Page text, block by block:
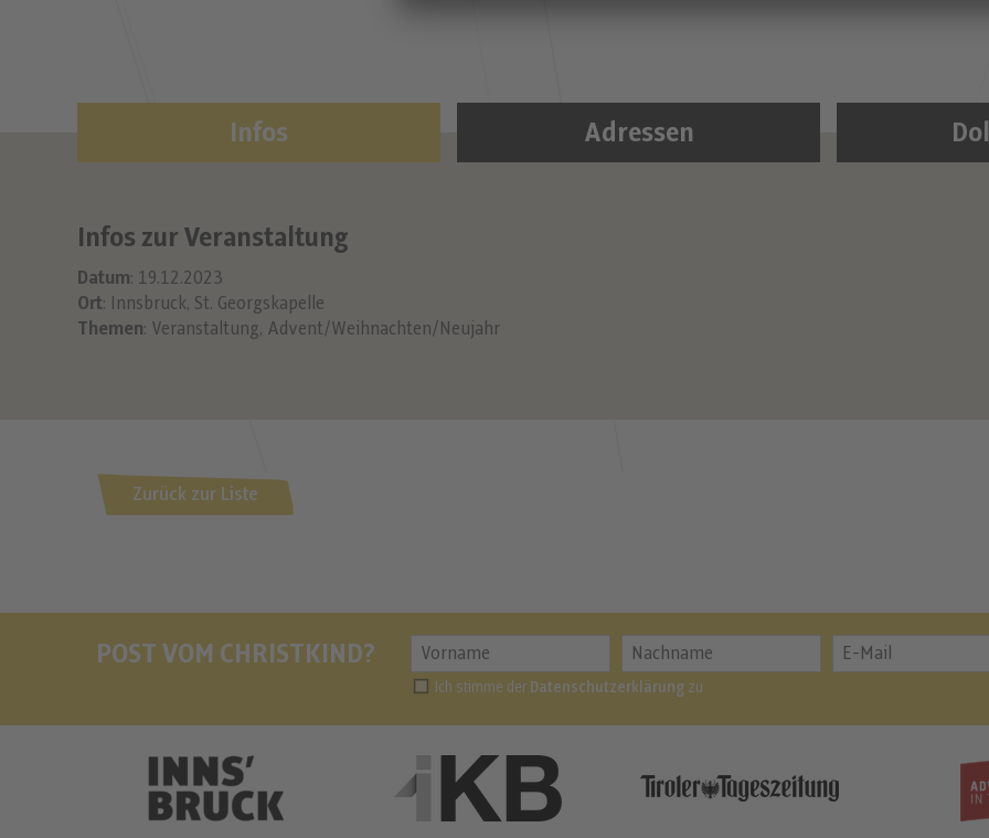
Infos zur Veranstaltung
Datum: 19.12.2023
Ort: Innsbruck, St. Georgskapelle
Themen: Veranstaltung, Advent/Weihnachten/Neujahr
Infos Adressen
Zurück zur Liste
POST VOM CHRISTKIND?
Ich stimme der Datenschutzerklärung zu